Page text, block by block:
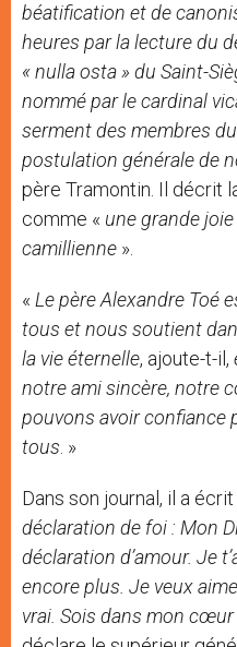
béatification et de
heures par la lecture du
« nulla osta » du Saint-
nommé par le cardinal
serment des membres
postulation générale de
père Tramontin. Il décrit
comme « une grande
camillienne ».
« Le père Alexandre Toé
tous et nous soutient
la vie éternelle, ajoute-t-il,
notre ami sincère, notre
pouvons avoir confiance
tous. »
Dans son journal, il a écrit
déclaration de foi : Mon
déclaration d’amour. Je
encore plus. Je veux
vrai. Sois dans mon